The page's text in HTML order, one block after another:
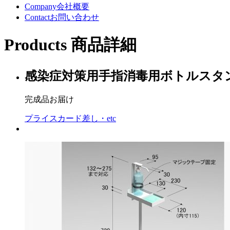
Company会社概要
Contactお問い合わせ
Products 商品詳細
感染症対策用手指消毒用ボトルスタ
完成品お届け
プライスカード差し・etc